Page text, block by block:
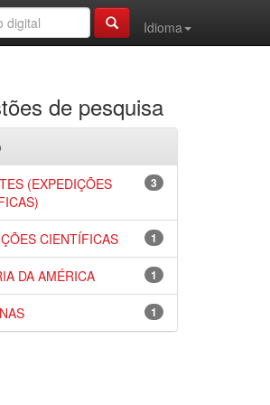
Idioma
de pesquisa
3
(EXPEDIÇÕES
1
CIENTÍFICAS
1
DA AMÉRICA
1